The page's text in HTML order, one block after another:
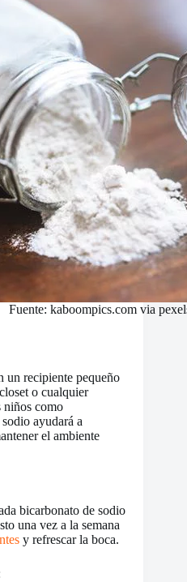
Fuente: kaboompics.com via
un recipiente pequeño
o cualquier
niños como
ayudará a
el ambiente
bicarbonato de sodio
una vez a la semana
y refrescar la boca.